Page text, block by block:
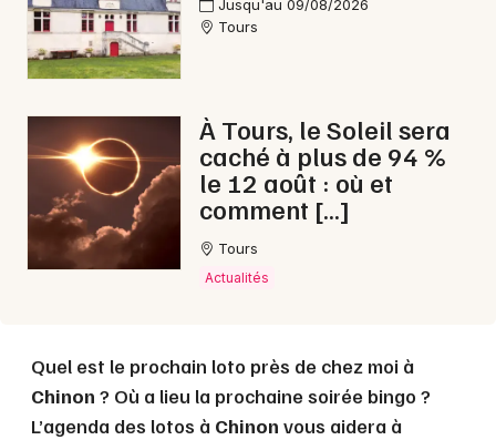
37 - Indre-et-Loire
Choisir mes départements
Mon email
Je m'abonne
Jusqu'au 09/08/2026
Tours
À Tours, le Soleil sera
caché à plus de 94 %
le 12 août : où et
comment […]
Tours
Actualités
Quel est le prochain loto près de chez moi à
Chinon ? Où a lieu la prochaine soirée bingo ?
L’agenda des lotos à Chinon vous aidera à